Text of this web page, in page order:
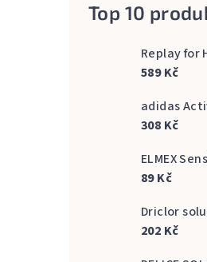
Top 10
589 Kč
308 Kč
89 Kč
Driclor
202 Kč